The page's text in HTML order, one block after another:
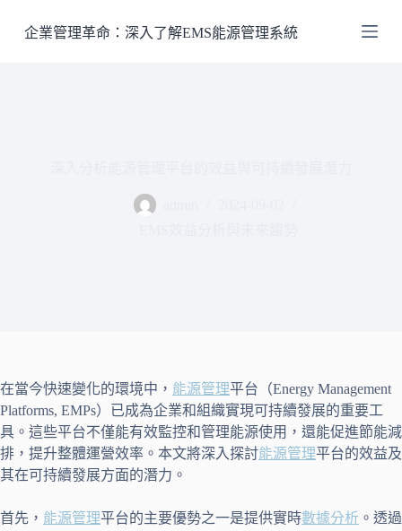
至
企業管理革命：深入了解EMS能源管理系統
在當今快速變化的環境中， 能源管理平台（Energy Management
Platforms, EMPs）已成為企業和組織實現可持續發展的重要工
具。這些平台不僅能有效監控和管理能源使用，還能促進節能減
排，提升整體運營效率。本文將深入探討能源管理平台的效益及
其在可持續發展方面的潛力。
首先， 能源管理平台的主要優勢之一是提供實時數據分析 。透過